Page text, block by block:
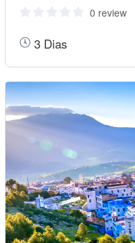
0 review
3 Dias